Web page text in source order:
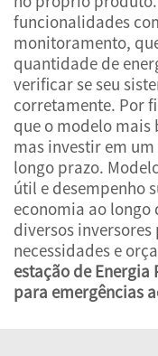
funcionalidades
monitoramento,
quantidade de
verificar se seu
corretamente. Por
que o modelo
mas investir em
longo prazo.
útil e desempenho
economia ao longo
diversos
necessidades e
estação de
para emergências